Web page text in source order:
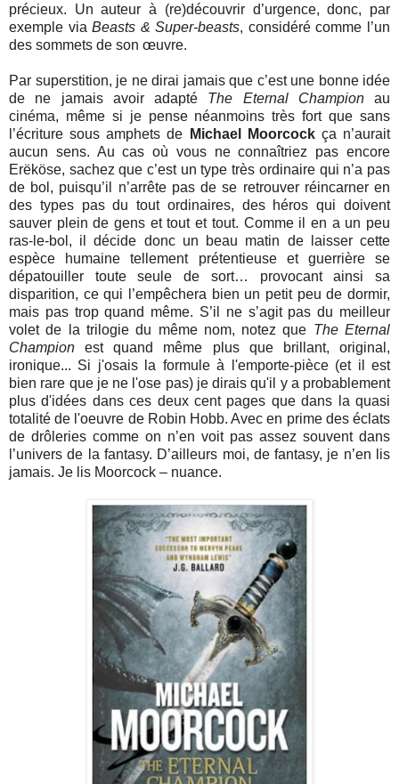
précieux. Un auteur à (re)découvrir d’urgence, donc, par
exemple viaBeasts & Super-beasts, considéré comme l’un
des sommets de son œuvre.
Par superstition, je ne dirai jamais que c’est une bonne idée
de ne jamais avoir adapté The Eternal Championau
cinéma, même si je pense néanmoins très fort que sans
l’écriture sous amphets de
Michael Moorcockça n’aurait
aucun sens. Au cas où vous ne connaîtriez pas encore
Erëköse, sachez que c’est un type très ordinaire qui n’a pas
de bol, puisqu’il n’arrête pas de se retrouver réincarner en
des types pas du tout ordinaires, des héros qui doivent
sauver plein de gens et tout et tout. Comme il en a un peu
ras-le-bol, il décide donc un beau matin de laisser cette
espèce humaine tellement prétentieuse et guerrière se
dépatouiller toute seule de sort… provocant ainsi sa
disparition, ce qui l’empêchera bien un petit peu de dormir,
mais pas trop quand même. S’il ne s’agit pas du meilleur
volet de la trilogie du même nom, notez que The Eternal
Champion est quand même plus que brillant, original,
ironique... Si j'osais la formule à l'emporte-pièce (et il est
bien rare que je ne l'ose pas) je dirais qu'il y a probablement
plus d'idées dans ces deux cent pages que dans la quasi
totalité de l'oeuvre de Robin Hobb. Avec en prime des éclats
de drôleries comme on n’en voit pas assez souvent dans
l’univers de la fantasy. D’ailleurs moi, de fantasy, je n’en lis
jamais. Je lis Moorcock – nuance.